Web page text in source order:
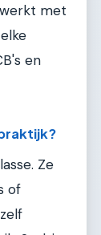
met
en
Ze
of